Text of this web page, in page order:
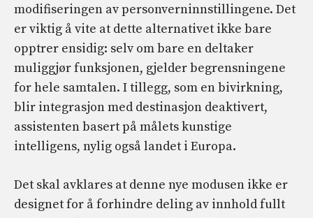
modifiseringen av personverninnstillingene. Det
er viktig å vite at dette alternativet ikke bare
opptrer ensidig: selv om bare en deltaker
muliggjør funksjonen, gjelder begrensningene
for hele samtalen. I tillegg, som en bivirkning,
blir integrasjon med destinasjon deaktivert,
assistenten basert på målets kunstige
intelligens, nylig også landet i Europa.
Det skal avklares at denne nye modusen ikke er
designet for å forhindre deling av innhold fullt